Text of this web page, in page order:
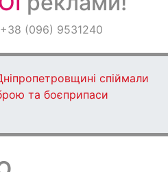
(096) 9531240
спіймали
та боєприпаси